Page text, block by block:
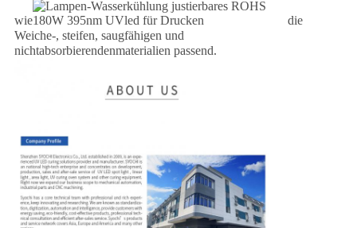
wie
die
Weiche-, steifen, saugfähigen und
nichtabsorbierendenmaterialien passend.